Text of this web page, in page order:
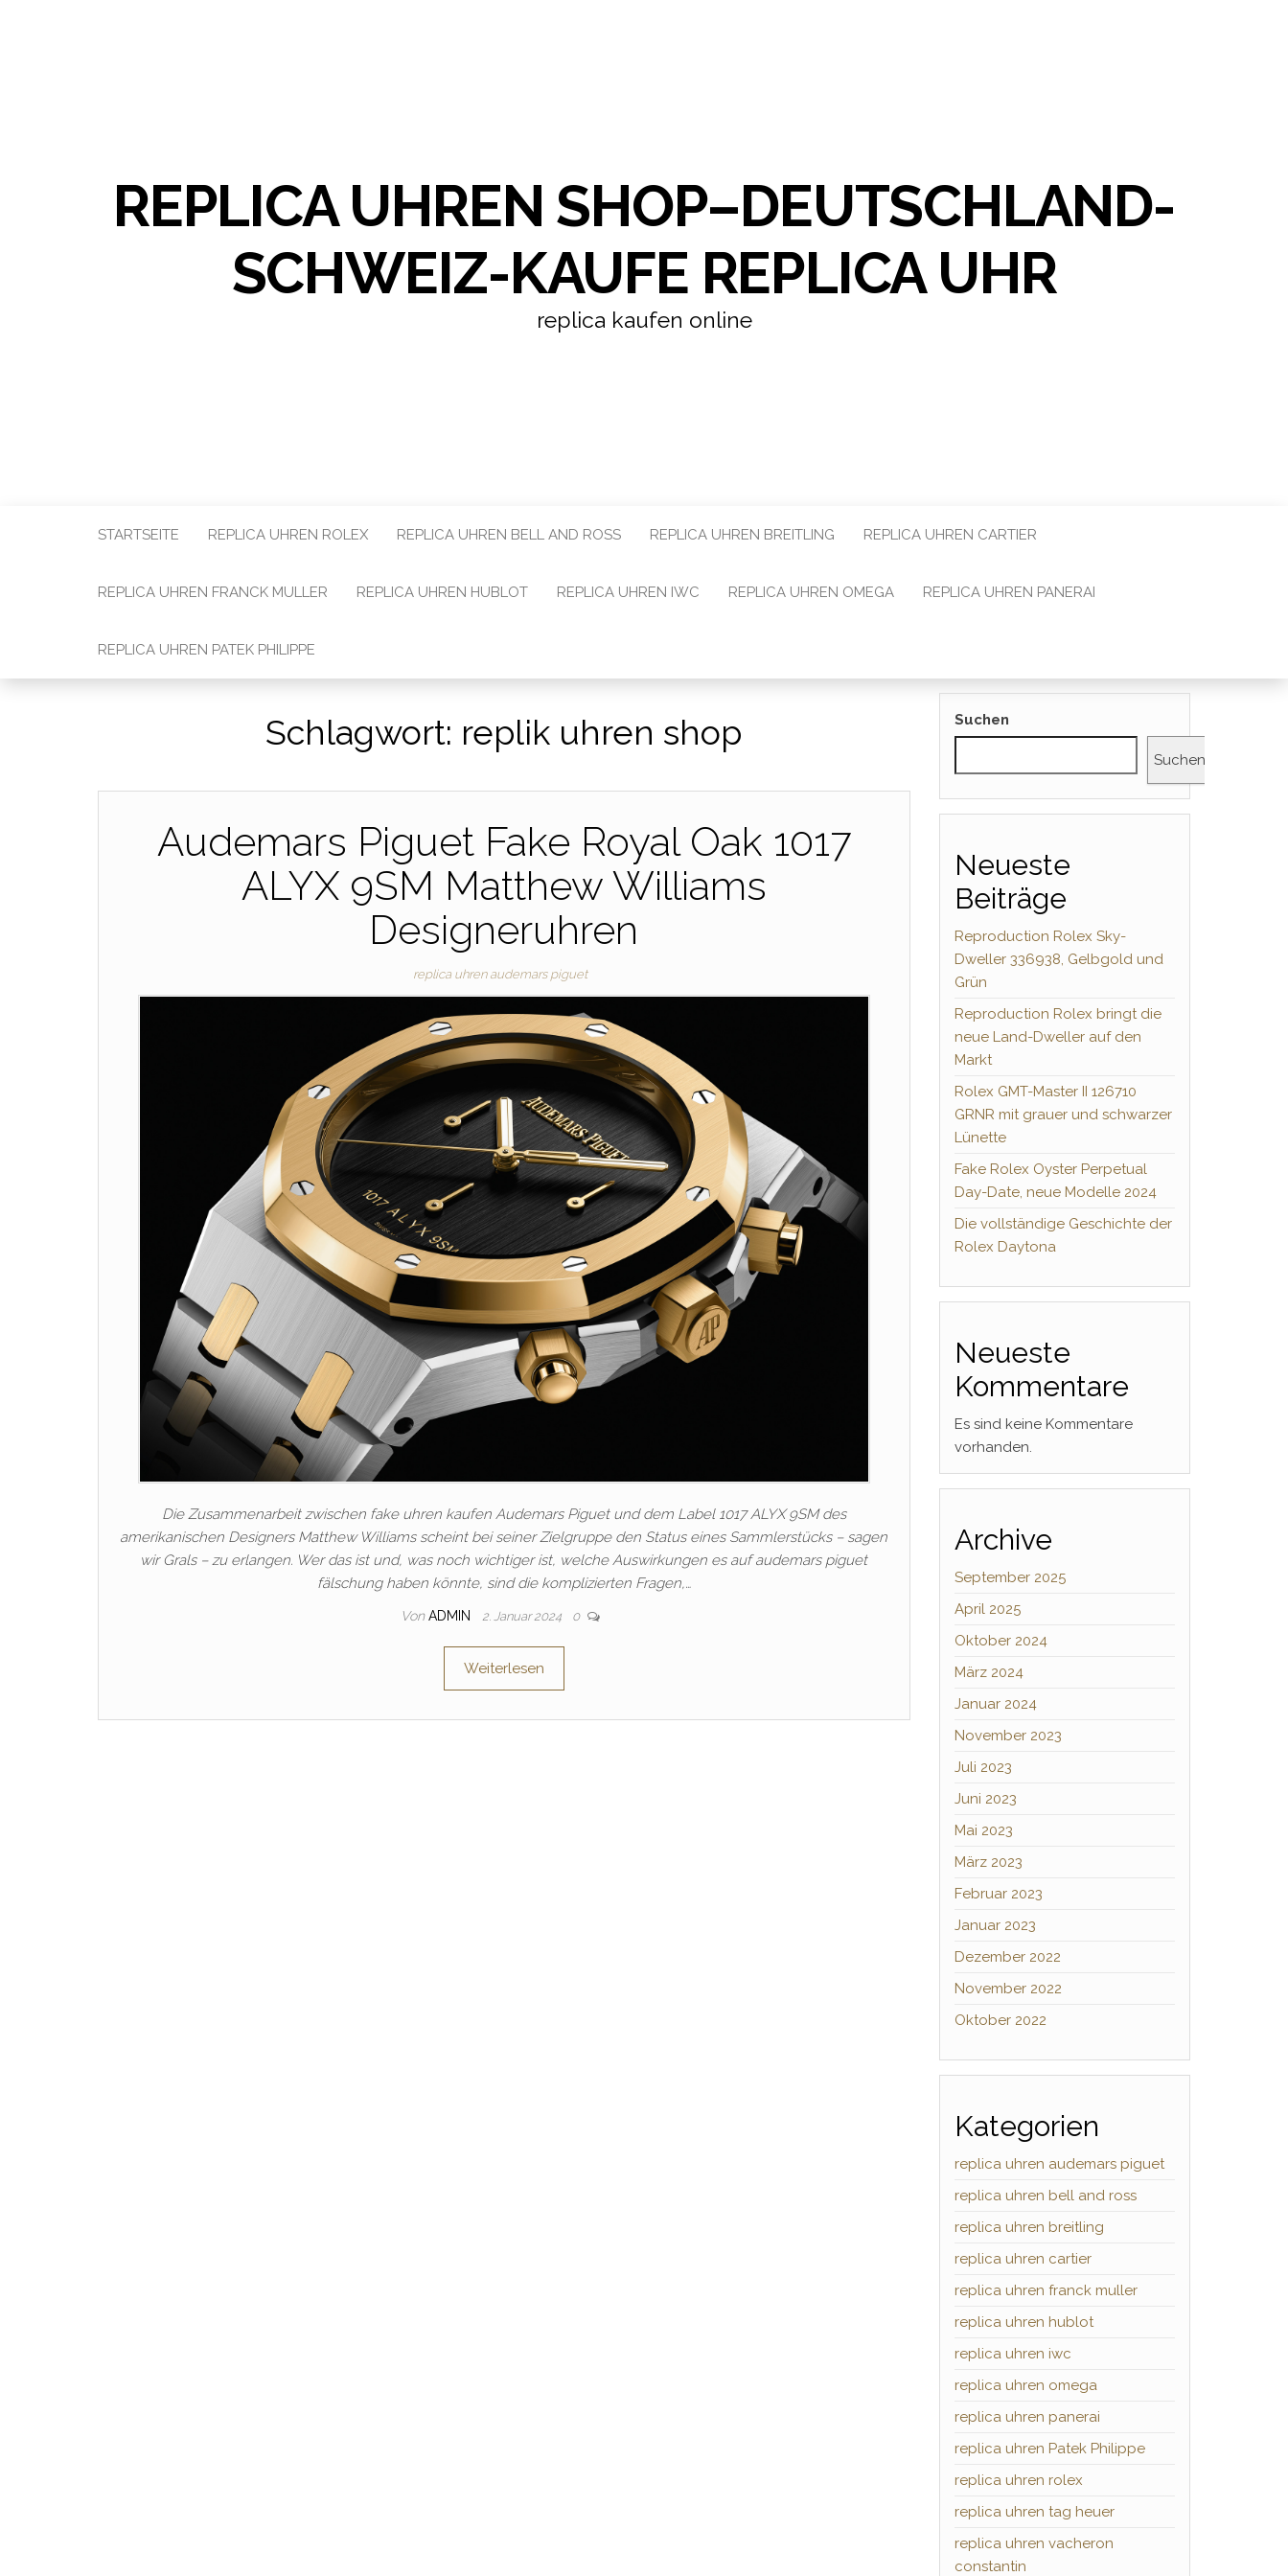
REPLICA UHREN SHOP–DEUTSCHLAND-
SCHWEIZ-KAUFE REPLICA UHR
replica kaufen online
STARTSEITE REPLICA UHREN ROLEX REPLICA UHREN BELL AND ROSS REPLICA UHREN BREITLING REPLICA UHREN CARTIER
REPLICA UHREN FRANCK MULLER REPLICA UHREN HUBLOT REPLICA UHREN IWC REPLICA UHREN OMEGA REPLICA UHREN PANERAI
REPLICA UHREN PATEK PHILIPPE
Schlagwort: replik uhren shop
Audemars Piguet Fake Royal Oak 1017
ALYX 9SM Matthew Williams
Designeruhren
replica uhren audemars piguet
Die Zusammenarbeit zwischen fake uhren kaufen Audemars Piguet und dem Label 1017 ALYX 9SM des
amerikanischen Designers Matthew Williams scheint bei seiner Zielgruppe den Status eines Sammlerstücks – sagen
wir Grals – zu erlangen. Wer das ist und, was noch wichtiger ist, welche Auswirkungen es auf audemars piguet
fälschung haben könnte, sind die komplizierten Fragen,…
Von ADMIN 2. Januar 2024 0
Weiterlesen
Suchen
Suchen
Neueste
Beiträge
Reproduction Rolex Sky-
Dweller 336938, Gelbgold und
Grün
Reproduction Rolex bringt die
neue Land-Dweller auf den
Markt
Rolex GMT-Master II 126710
GRNR mit grauer und schwarzer
Lünette
Fake Rolex Oyster Perpetual
Day-Date, neue Modelle 2024
Die vollständige Geschichte der
Rolex Daytona
Neueste
Kommentare
Es sind keine Kommentare
vorhanden.
Archive
September 2025
April 2025
Oktober 2024
März 2024
Januar 2024
November 2023
Juli 2023
Juni 2023
Mai 2023
März 2023
Februar 2023
Januar 2023
Dezember 2022
November 2022
Oktober 2022
Kategorien
replica uhren audemars piguet
replica uhren bell and ross
replica uhren breitling
replica uhren cartier
replica uhren franck muller
replica uhren hublot
replica uhren iwc
replica uhren omega
replica uhren panerai
replica uhren Patek Philippe
replica uhren rolex
replica uhren tag heuer
replica uhren vacheron
constantin